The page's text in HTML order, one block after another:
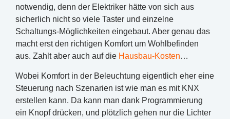
notwendig, denn der Elektriker hätte von sich aus
sicherlich nicht so viele Taster und einzelne
Schaltungs-Möglichkeiten eingebaut. Aber genau das
macht erst den richtigen Komfort um Wohlbefinden
aus. Zahlt aber auch auf die Hausbau-Kosten…
Wobei Komfort in der Beleuchtung eigentlich eher eine
Steuerung nach Szenarien ist wie man es mit KNX
erstellen kann. Da kann man dank Programmierung
ein Knopf drücken, und plötzlich gehen nur die Lichter